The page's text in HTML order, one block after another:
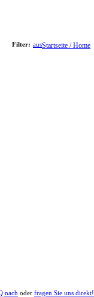
Filter: ausStartseite / Home
nach oder fragen Sie uns direkt!